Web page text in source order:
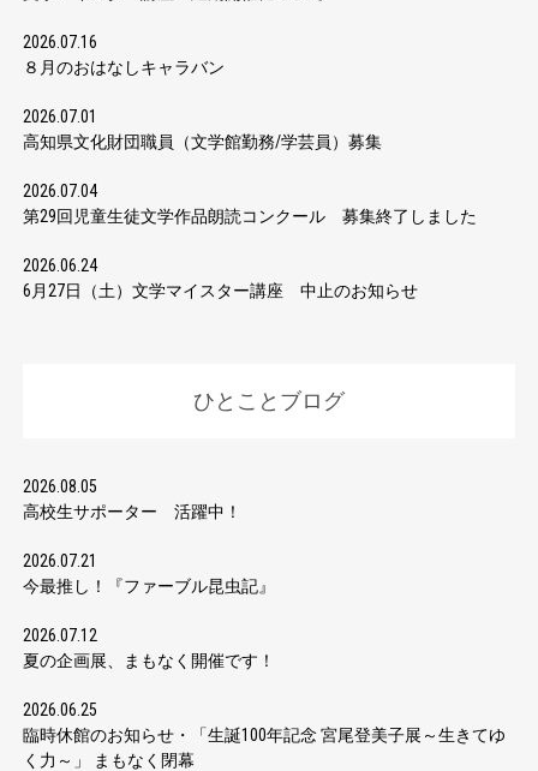
2026.07.16
８月のおはなしキャラバン
2026.07.01
高知県文化財団職員（文学館勤務/学芸員）募集
2026.07.04
第29回児童生徒文学作品朗読コンクール 募集終了しました
2026.06.24
6月27日（土）文学マイスター講座 中止のお知らせ
ひとことブログ
2026.08.05
高校生サポーター 活躍中！
2026.07.21
今最推し！『ファーブル昆虫記』
2026.07.12
夏の企画展、まもなく開催です！
2026.06.25
臨時休館のお知らせ・「生誕100年記念 宮尾登美子展～生きてゆ
く力～」 まもなく閉幕